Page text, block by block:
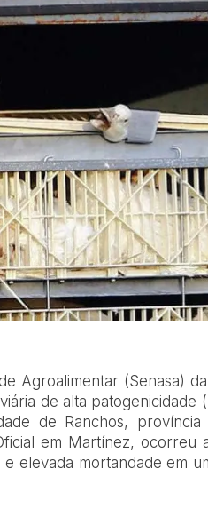
Agroalimentar (Senasa)
de alta patogenicidade
de Ranchos,
em Martínez, ocorreu
elevada mortandade em